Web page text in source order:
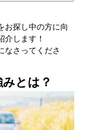
お探し中の方に向
介します！
なさってくださ
とは？